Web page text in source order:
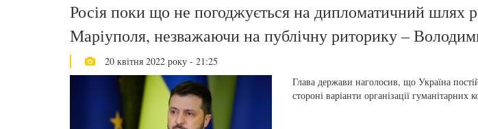
Росія поки що не погоджується на дипломатичний шлях
Маріуполя, незважаючи на публічну риторику –
20 квітня 2022 року - 21:25
Глава держави наголосив, що Україна
стороні варіанти організації гуманітарних